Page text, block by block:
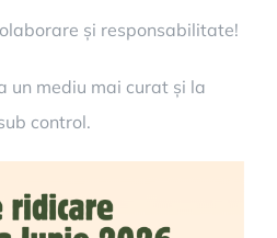
și responsabilitate!
un mediu mai curat și la
control.